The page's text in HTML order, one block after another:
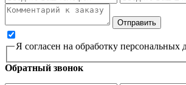
Я согласен на обработку персональных
Обратный звонок